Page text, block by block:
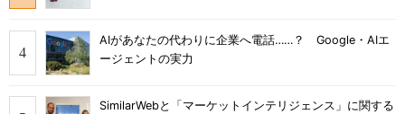
AIがあなたの代わりに企業へ電話……？ Google・AIエ
ージェントの実力
SimilarWebと「マーケットインテリジェンス」に関する